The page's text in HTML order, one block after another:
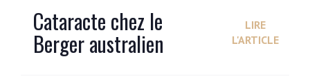
Cataracte chez le
Berger australien
LIRE
L'ARTICLE